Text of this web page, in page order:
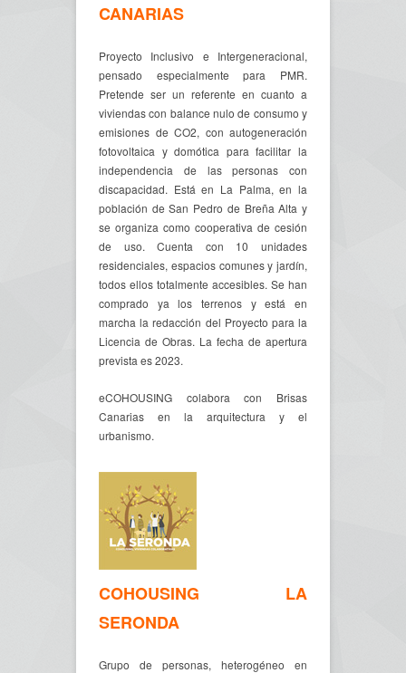
CANARIAS
Proyecto Inclusivo e Intergeneracional,
pensado especialmente para PMR.
Pretende ser un referente en cuanto a
viviendas con balance nulo de consumo y
emisiones de CO2, con autogeneración
fotovoltaica y domótica para facilitar la
independencia de las personas con
discapacidad. Está en La Palma, en la
población de San Pedro de Breña Alta y
se organiza como cooperativa de cesión
de uso. Cuenta con 10 unidades
residenciales, espacios comunes y jardín,
todos ellos totalmente accesibles. Se han
comprado ya los terrenos y está en
marcha la redacción del Proyecto para la
Licencia de Obras. La fecha de apertura
prevista es 2023.
eCOHOUSING colabora con Brisas
Canarias en la arquitectura y el
urbanismo.
COHOUSING LA
SERONDA
Grupo de personas, heterogéneo en